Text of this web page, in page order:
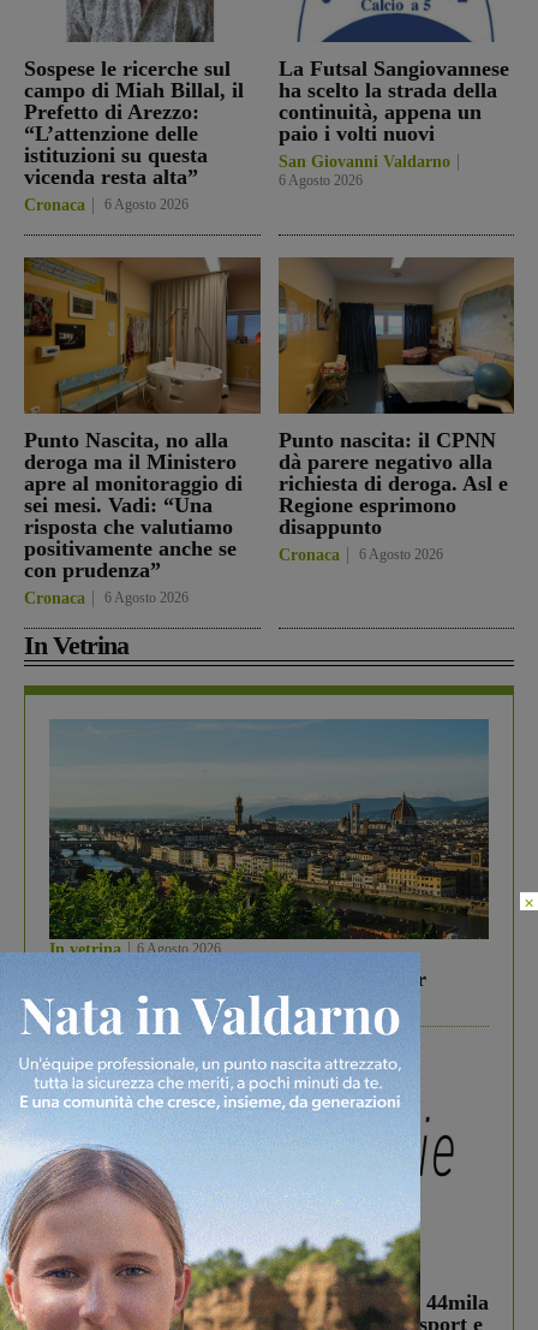
Sospese le ricerche sul
campo di Miah Billal, il
Prefetto di Arezzo:
“L’attenzione delle
istituzioni su questa
vicenda resta alta”
Cronaca 6 Agosto 2026
La Futsal Sangiovannese
ha scelto la strada della
continuità, appena un
paio i volti nuovi
San Giovanni Valdarno
6 Agosto 2026
Punto Nascita, no alla
deroga ma il Ministero
apre al monitoraggio di
sei mesi. Vadi: “Una
risposta che valutiamo
positivamente anche se
con prudenza”
Cronaca 6 Agosto 2026
Punto nascita: il CPNN
dà parere negativo alla
richiesta di deroga. Asl e
Regione esprimono
disappunto
Cronaca 6 Agosto 2026
In Vetrina
In vetrina 6 Agosto 2026
Gita di famiglia a Firenze: 5 idee per far
divertire i tuoi figli
In vetrina 3 Agosto 2026
Estra Notizie agosto: Smart Cities, oltre 44mila
studenti coinvolti, torna il bando per lo sport e
×